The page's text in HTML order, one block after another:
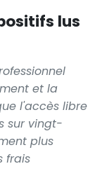
lus
et la
l'accès libre
sur vingt-
plus
frais